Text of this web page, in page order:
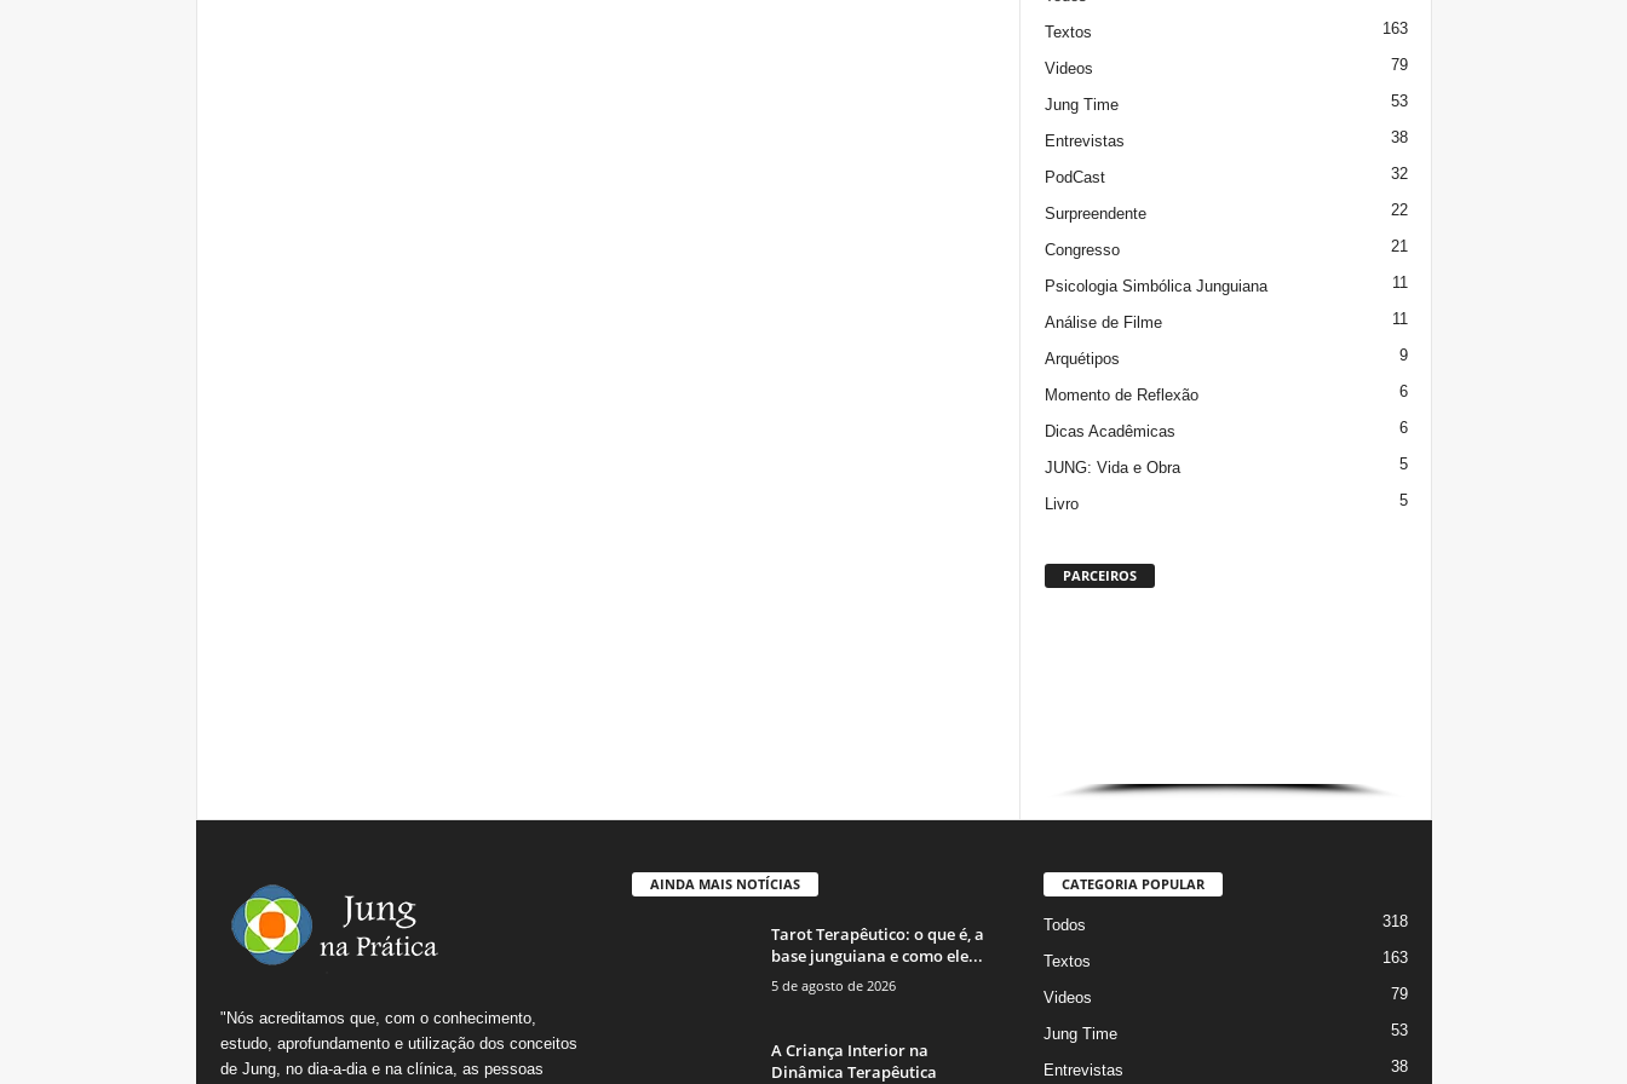
Textos 163
Videos 79
Jung Time 53
Entrevistas 38
PodCast 32
Surpreendente 22
Congresso 21
Psicologia Simbólica Junguiana 11
Análise de Filme 11
Arquétipos 9
Momento de Reflexão 6
Dicas Acadêmicas 6
JUNG: Vida e Obra 5
Livro 5
PARCEIROS
"Nós acreditamos que, com o conhecimento,
estudo, aprofundamento e utilização dos conceitos
de Jung, no dia-a-dia e na clínica, as pessoas
AINDA MAIS NOTÍCIAS
Tarot Terapêutico: o que é, a
base junguiana e como ele...
5 de agosto de 2026
A Criança Interior na
Dinâmica Terapêutica
CATEGORIA POPULAR
Todos 318
Textos 163
Videos 79
Jung Time 53
Entrevistas 38